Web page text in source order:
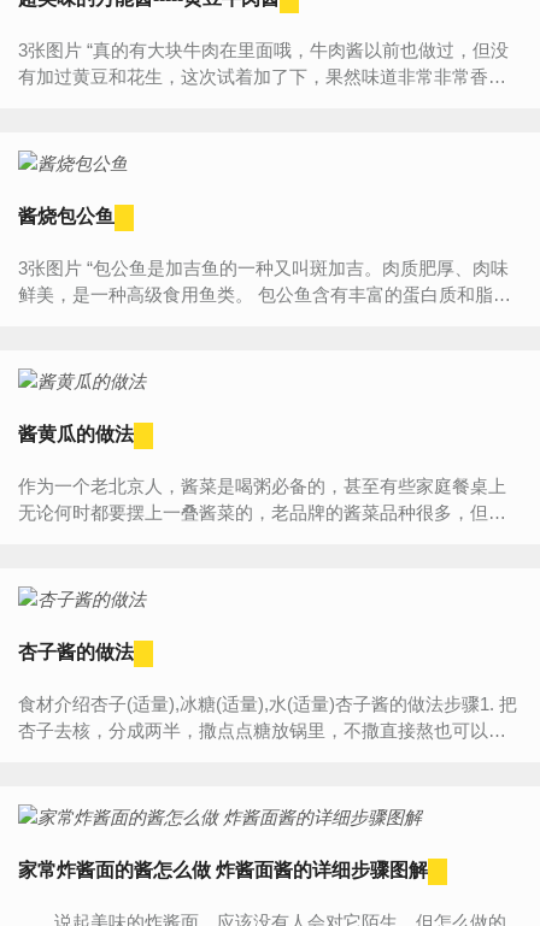
3张图片 “真的有大块牛肉在里面哦，牛肉酱以前也做过，但没
有加过黄豆和花生，这次试着加了下，果然味道非常非常香，
酱烧包公鱼
3张图片 “包公鱼是加吉鱼的一种又叫斑加吉。肉质肥厚、肉味
鲜美，是一种高级食用鱼类。 包公鱼含有丰富的蛋白质和脂
酱黄瓜的做法
作为一个老北京人，酱菜是喝粥必备的，甚至有些家庭餐桌上
无论何时都要摆上一叠酱菜的，老品牌的酱菜品种很多，但是
杏子酱的做法
食材介绍杏子(适量),冰糖(适量),水(适量)杏子酱的做法步骤1. 把
杏子去核，分成两半，撒点点糖放锅里，不撒直接熬也可以。
家常炸酱面的酱怎么做 炸酱面酱的详细步骤图解
说起美味的炸酱面，应该没有人会对它陌生。但怎么做的